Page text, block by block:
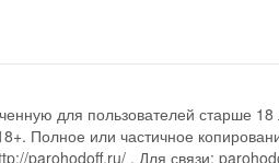
для пользователей старше
или частичное
parohodoff.ru/ . Для связи: